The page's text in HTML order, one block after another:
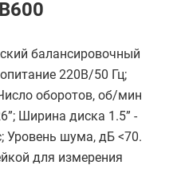
балансировочный
220В/50 Гц;
оборотов, об/мин
Ширина диска 1.5” -
Уровень шума, дБ <70.
для измерения